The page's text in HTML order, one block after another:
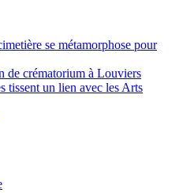
se métamorphose pour
de crématorium à Louviers
tissent un lien avec les Arts